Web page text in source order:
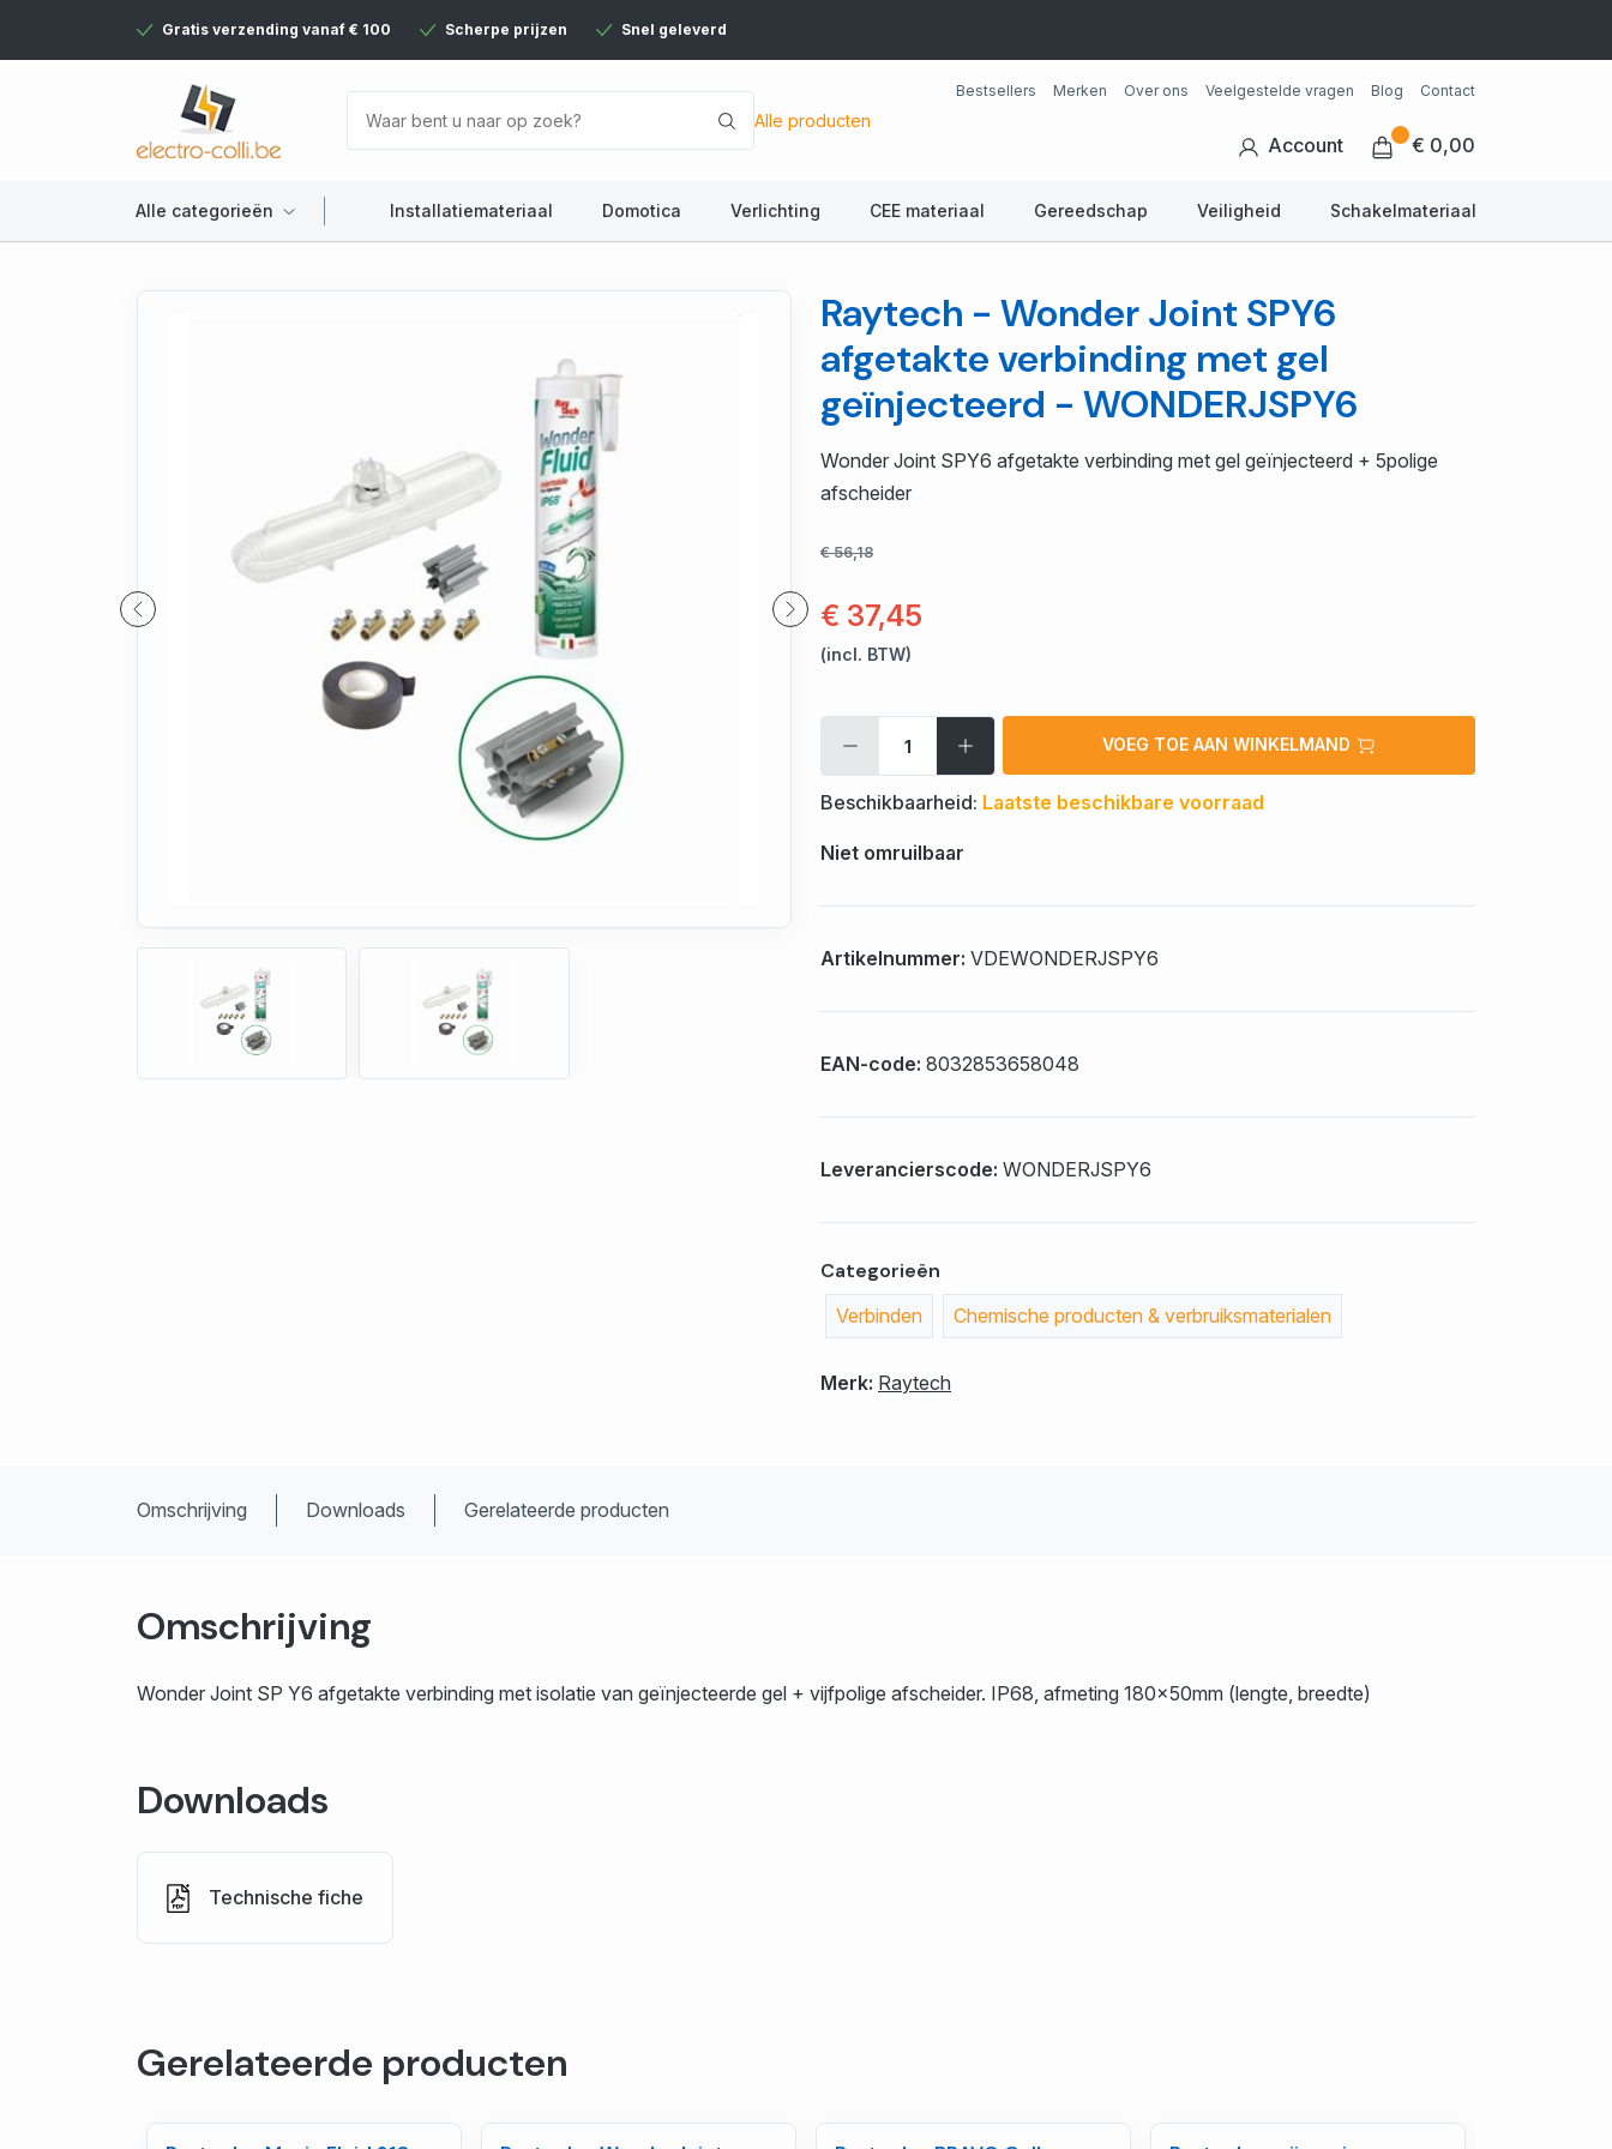
Gratis verzending vanaf € 100 Scherpe prijzen Snel geleverd
Alle producten
Bestsellers Merken Over ons Veelgestelde vragen Blog Contact
Account € 0,00
Alle categorieën Installatiemateriaal Domotica Verlichting CEE materiaal Gereedschap Veiligheid Schakelmateriaal
Raytech - Wonder Joint SPY6
afgetakte verbinding met gel
geïnjecteerd - WONDERJSPY6
Wonder Joint SPY6 afgetakte verbinding met gel geïnjecteerd + 5polige
afscheider
€ 56,18
€ 37,45
(incl. BTW)
VOEG TOE AAN WINKELMAND
Beschikbaarheid: Laatste beschikbare voorraad
Niet omruilbaar
Artikelnummer: VDEWONDERJSPY6
EAN-code: 8032853658048
Leverancierscode: WONDERJSPY6
Categorieën
Verbinden Chemische producten & verbruiksmaterialen
Merk: Raytech
Omschrijving Downloads Gerelateerde producten
Omschrijving
Wonder Joint SP Y6 afgetakte verbinding met isolatie van geïnjecteerde gel + vijfpolige afscheider. IP68, afmeting 180x50mm (lengte, breedte)
Downloads
Technische fiche
Gerelateerde producten